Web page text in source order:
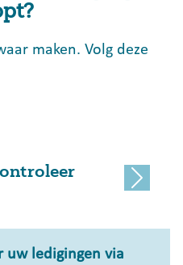
maken. Volg deze
uw ledigingen via